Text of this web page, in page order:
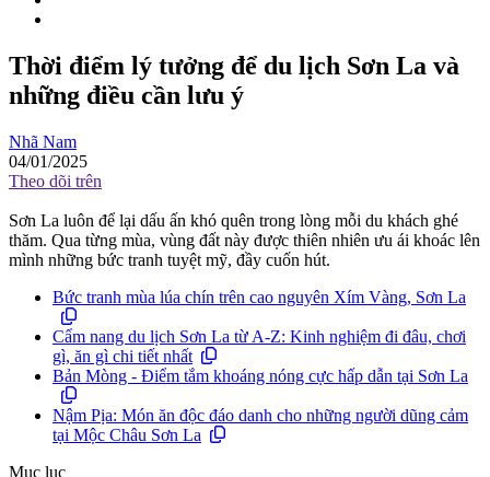
Thời điểm lý tưởng để du lịch Sơn La và
những điều cần lưu ý
Nhã Nam
04/01/2025
Theo dõi trên
Sơn La luôn để lại dấu ấn khó quên trong lòng mỗi du khách ghé
thăm. Qua từng mùa, vùng đất này được thiên nhiên ưu ái khoác lên
mình những bức tranh tuyệt mỹ, đầy cuốn hút.
Bức tranh mùa lúa chín trên cao nguyên Xím Vàng, Sơn La
Cẩm nang du lịch Sơn La từ A-Z: Kinh nghiệm đi đâu, chơi
gì, ăn gì chi tiết nhất
Bản Mòng - Điểm tắm khoáng nóng cực hấp dẫn tại Sơn La
Nậm Pịa: Món ăn độc đáo danh cho những người dũng cảm
tại Mộc Châu Sơn La
Mục lục